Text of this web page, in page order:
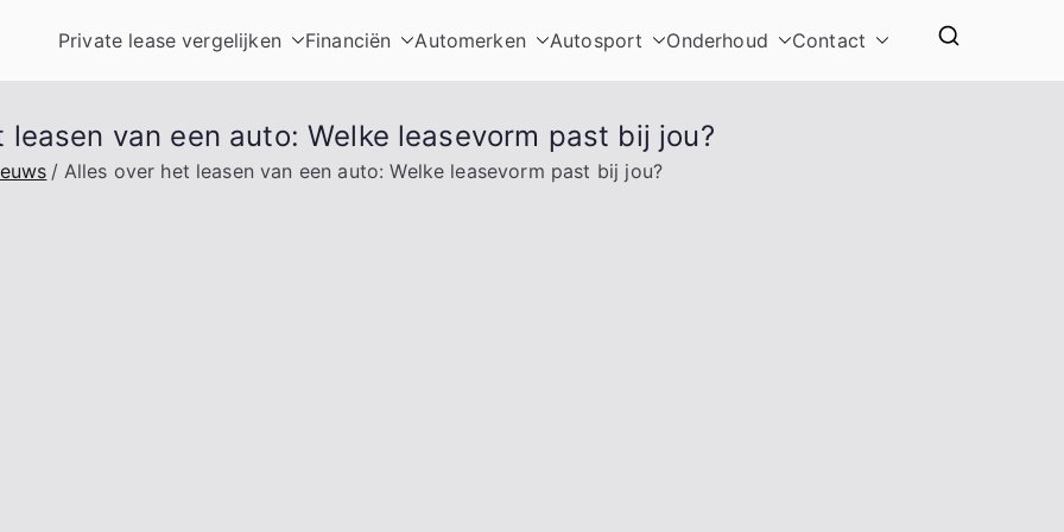
Private lease vergelijken Financiën Automerken Autosport Onderhoud Contact
leasen van een auto: Welke leasevorm past bij jou?
Alles over het leasen van een auto: Welke leasevorm past bij jou?